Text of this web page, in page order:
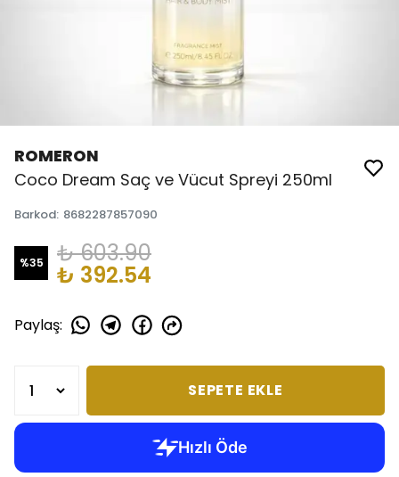
ROMERON
Coco Dream Saç ve Vücut Spreyi 250ml
Barkod: 8682287857090
%35 ₺ 603.90
₺ 392.54
Paylaş:
SEPETE EKLE